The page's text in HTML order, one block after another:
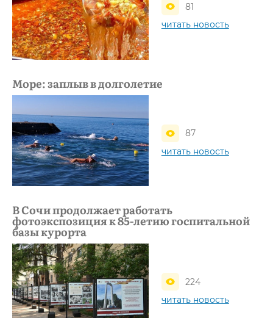
81
читать новость
Море: заплыв в долголетие
87
читать новость
В Сочи продолжает работать
фотоэкспозиция к 85-летию госпитальной
базы курорта
224
читать новость